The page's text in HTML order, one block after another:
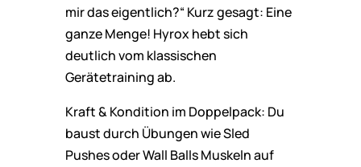
mir das eigentlich?“ Kurz gesagt: Eine
ganze Menge! Hyrox hebt sich
deutlich vom klassischen
Gerätetraining ab.
Kraft & Kondition im Doppelpack: Du
baust durch Übungen wie Sled
Pushes oder Wall Balls Muskeln auf